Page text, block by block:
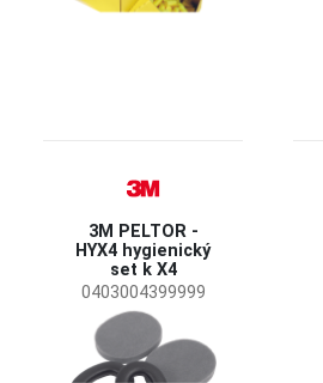
3M PELTOR -
HYX4 hygienický
set k X4
0403004399999